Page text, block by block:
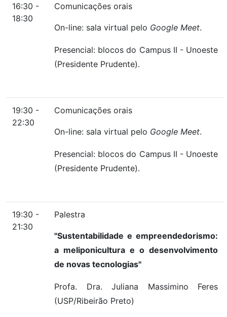
16:30 -
18:30
Comunicações orais
On-line: sala virtual pelo Google Meet.
Presencial: blocos do Campus II - Unoeste
(Presidente Prudente).
19:30 -
22:30
Comunicações orais
On-line: sala virtual pelo Google Meet.
Presencial: blocos do Campus II - Unoeste
(Presidente Prudente).
19:30 -
21:30
Palestra
"Sustentabilidade e empreendedorismo:
a meliponicultura e o desenvolvimento
de novas tecnologias"
Profa. Dra. Juliana Massimino Feres
(USP/Ribeirão Preto)